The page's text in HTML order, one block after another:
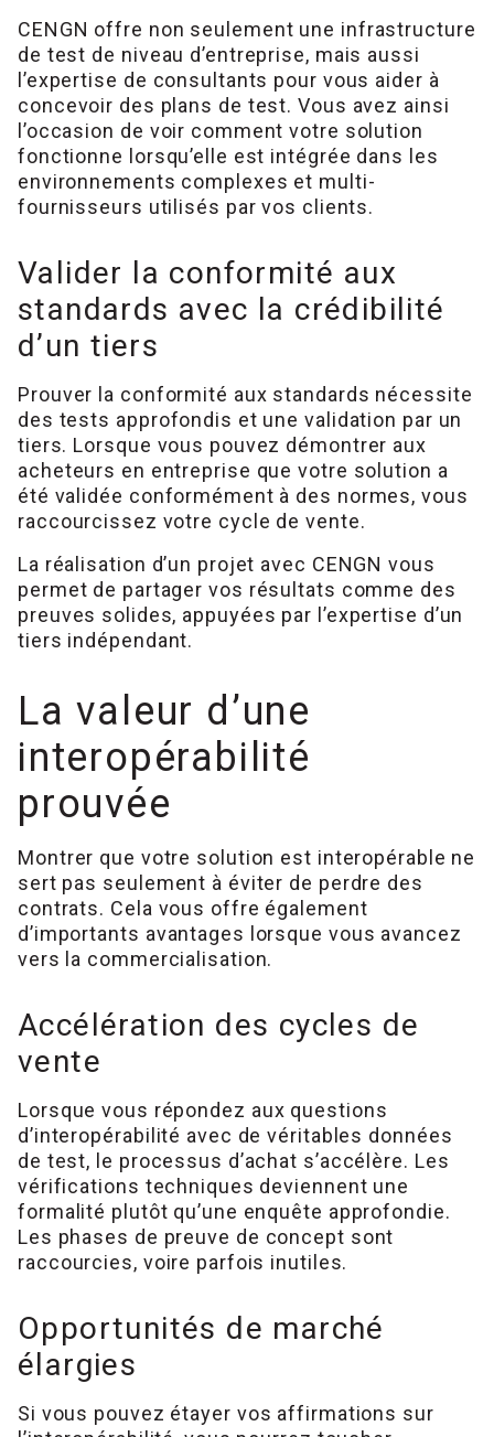
CENGN offre non seulement une infrastructure
de test de niveau d’entreprise, mais aussi
l’expertise de consultants pour vous aider à
concevoir des plans de test. Vous avez ainsi
l’occasion de voir comment votre solution
fonctionne lorsqu’elle est intégrée dans les
environnements complexes et multi-
fournisseurs utilisés par vos clients.
Valider la conformité aux
standards avec la crédibilité
d’un tiers
Prouver la conformité aux standards nécessite
des tests approfondis et une validation par un
tiers. Lorsque vous pouvez démontrer aux
acheteurs en entreprise que votre solution a
été validée conformément à des normes, vous
raccourcissez votre cycle de vente.
La réalisation d’un projet avec CENGN vous
permet de partager vos résultats comme des
preuves solides, appuyées par l’expertise d’un
tiers indépendant.
La valeur d’une
interopérabilité
prouvée
Montrer que votre solution est interopérable ne
sert pas seulement à éviter de perdre des
contrats. Cela vous offre également
d’importants avantages lorsque vous avancez
vers la commercialisation.
Accélération des cycles de
vente
Lorsque vous répondez aux questions
d’interopérabilité avec de véritables données
de test, le processus d’achat s’accélère. Les
vérifications techniques deviennent une
formalité plutôt qu’une enquête approfondie.
Les phases de preuve de concept sont
raccourcies, voire parfois inutiles.
Opportunités de marché
élargies
Si vous pouvez étayer vos affirmations sur